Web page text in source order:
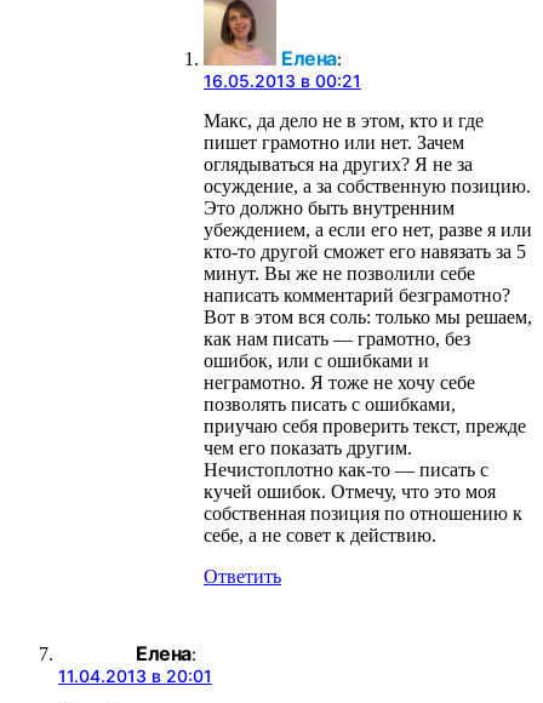
Елена:
16.05.2013 в 00:21
Макс, да дело не в этом, кто и где
пишет грамотно или нет. Зачем
оглядываться на других? Я не за
осуждение, а за собственную позицию.
Это должно быть внутренним
убеждением, а если его нет, разве я или
кто-то другой сможет его навязать за 5
минут. Вы же не позволили себе
написать комментарий безграмотно?
Вот в этом вся соль: только мы решаем,
как нам писать — грамотно, без
ошибок, или с ошибками и
неграмотно. Я тоже не хочу себе
позволять писать с ошибками,
приучаю себя проверить текст, прежде
чем его показать другим.
Нечистоплотно как-то — писать с
кучей ошибок. Отмечу, что это моя
собственная позиция по отношению к
себе, а не совет к действию.
Ответить
Елена:
11.04.2013 в 20:01